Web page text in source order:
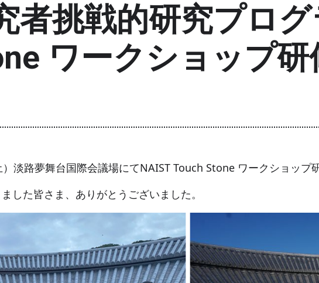
者挑戦的研究プロ
ワークショップ
淡路夢舞台国際会議場にてNAIST Touch Stone ワークショップ
した皆さま、ありがとうございました。